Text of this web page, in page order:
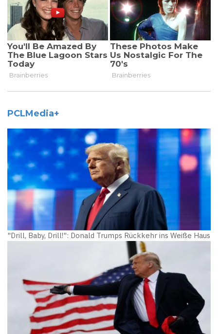
PCLMedia+
"Drill, Baby, Drill!": Donald Trumps Rückkehr ins Weiße Haus